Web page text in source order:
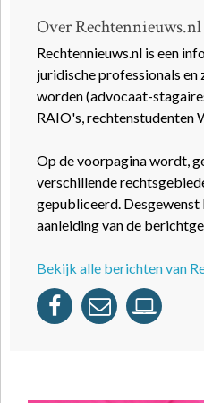
Over Rechtennieuws.nl
Rechtennieuws.nl is een
juridische professionals
worden (advocaat-
RAIO's, rechtenstudenten
Op de voorpagina wordt,
verschillende
gepubliceerd. Desgewenst
aanleiding van de
Bekijk alle berichten van